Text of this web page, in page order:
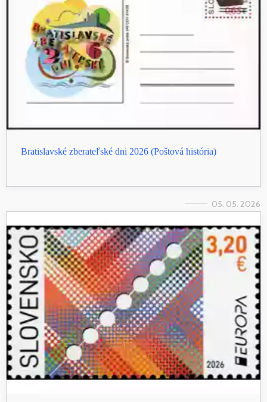
Bratislavské zberateľské dni 2026 (Poštová história)
05. 05. 2026